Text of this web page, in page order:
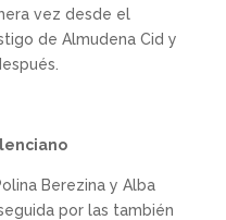
vez desde el
de Almudena Cid y
Berezina y Alba
por las también